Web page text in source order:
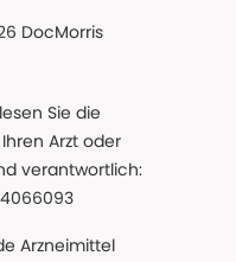
DocMorris
Sie die
Arzt oder
verantwortlich:
Arzneimittel